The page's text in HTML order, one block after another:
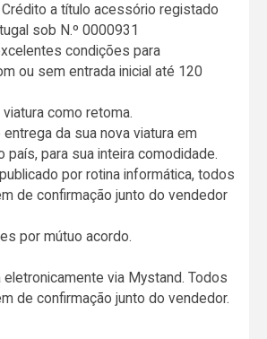
a título acessório registado
sob N.º 0000931
condições para
ou sem entrada inicial até 120
como retoma.
da sua nova viatura em
país, para sua inteira comodidade.
por rotina informática, todos
de confirmação junto do vendedor
por mútuo acordo.
eletronicamente via Mystand. Todos
de confirmação junto do vendedor.